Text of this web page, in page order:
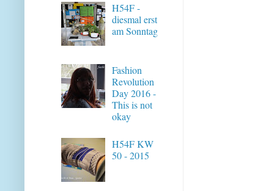
H54F -
diesmal erst
am Sonntag
Fashion
Revolution
Day 2016 -
This is not
okay
H54F KW
50 - 2015